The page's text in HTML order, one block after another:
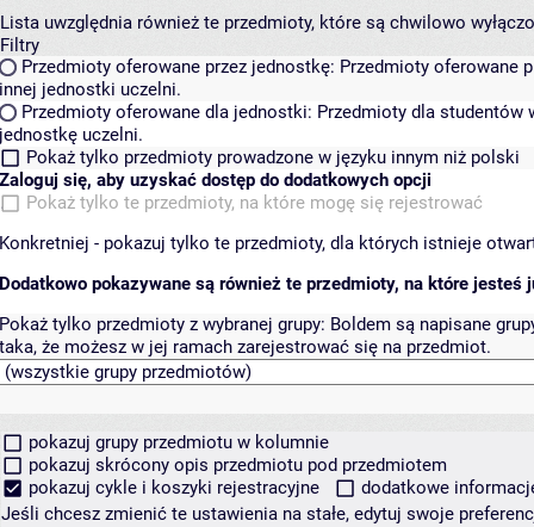
Lista uwzględnia również te przedmioty, które są chwilowo
Filtry
Przedmioty oferowane przez jednostkę: Przedmioty oferowane
innej jednostki uczelni.
Przedmioty oferowane dla jednostki: Przedmioty dla studentów
jednostkę uczelni.
Pokaż tylko przedmioty prowadzone w języku innym niż polski
Zaloguj się, aby uzyskać dostęp do dodatkowych opcji
Pokaż tylko te przedmioty, na które mogę się rejestrować
Konkretniej - pokazuj tylko te przedmioty, dla których istnieje
Dodatkowo pokazywane są również te przedmioty, na które jesteś
Pokaż tylko przedmioty z wybranej grupy: Boldem są napisane
taka, że możesz w jej ramach zarejestrować się na przedmiot.
pokazuj grupy przedmiotu w kolumnie
pokazuj skrócony opis przedmiotu pod przedmiotem
pokazuj cykle i koszyki rejestracyjne
dodatkowe
Jeśli chcesz zmienić te ustawienia na stałe, edytuj swoje